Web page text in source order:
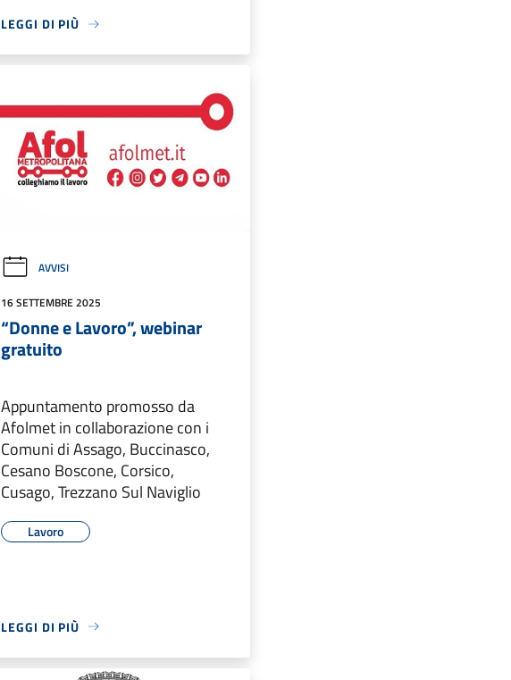
LEGGI DI PIÙ
AVVISI
16 SETTEMBRE 2025
“Donne e Lavoro”, webinar
gratuito
Appuntamento promosso da
Afolmet in collaborazione con i
Comuni di Assago, Buccinasco,
Cesano Boscone, Corsico,
Cusago, Trezzano Sul Naviglio
Lavoro
LEGGI DI PIÙ